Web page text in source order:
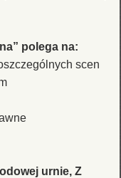
polega na:
scen
urnie, Z